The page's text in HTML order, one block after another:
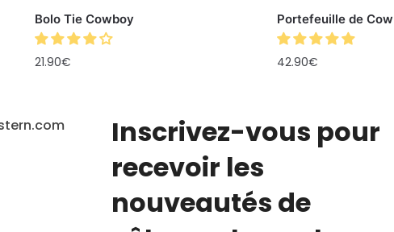
Bolo Tie Cowboy
21.90€
Portefeuille de
42.90€
Inscrivez-vous pour
recevoir les
nouveautés de